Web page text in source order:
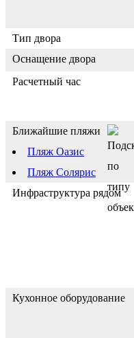
Тип двора
Оснащение двора
Расчетный час
Ближайшие пляжи
Пляж Оазис
Пляж Солярис
Инфраструктура рядом
Кухонное оборудование